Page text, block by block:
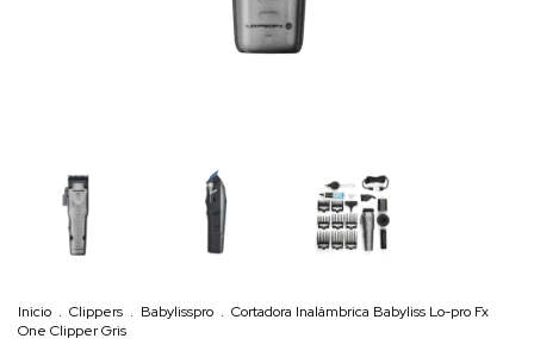
Inicio . Clippers . Babylisspro . Cortadora Inalámbrica Babyliss Lo-pro Fx
One Clipper Gris